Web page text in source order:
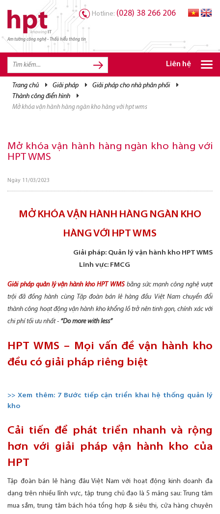
Am tường công nghệ - Thấu hiểu thông tin
Hotline: (028) 38 266 206
Liên hệ
trang chủ giải pháp
giải pháp cho nhà phân phối
thành công điển hình
mở khóa vận hành hàng ngàn kho hàng với hpt wms
Mở khóa vận hành hàng ngàn kho hàng với
HPT WMS
Ngày 11/03/2023
MỞ KHÓA VẬN HÀNH HÀNG NGÀN KHO
HÀNG VỚI HPT WMS
Giải pháp: Quản lý vận hành kho HPT WMS
Lĩnh vực: FMCG
Giải pháp quản lý vận hành kho HPT WMSbằng sức mạnh công nghệ vượt
trội đã đồng hành cùng Tập đoàn bán lẻ hàng đầu Việt Nam chuyển đổi
thành công hoạt động vận hành kho khổng lồ trở nên tinh gọn, chính xác với
chi phí tối ưu nhất- “Do more with less”
HPT WMS – Mọi vấn đề vận hành kho
đều có giải pháp riêng biệt
>> Xem thêm: 7 Bước tiếp cận triển khai hệ thống quản lý
kho
Cải tiến để phát triển nhanh và rộng
hơn với giải pháp vận hành kho của
HPT
Tập đoàn bán lẻ hàng đâu Việt Nam với hoạt động kinh doanh đa
dạng trên nhiều lĩnh vực, tập trung chủ đạo là 5 mảng sau: Trung tâm
mua sắm, trung tâm bách hóa tổng hợp & siêu thị, cửa hàng chuyên
TRANG CHỦ
TRANG CHỦ
GIẢI PHÁP
CƠ HỘI NGHỀ NGHIỆP